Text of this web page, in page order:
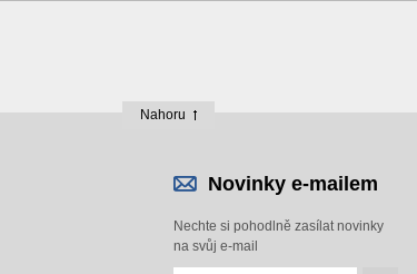
Nahoru
Novinky e-mailem
Nechte si pohodlně zasílat novinky
na svůj e-mail